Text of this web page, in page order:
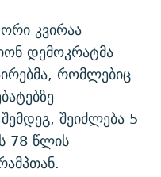
კვირაა
დემოკრატმა
რომლებიც
შეიძლება 5
78 წლის